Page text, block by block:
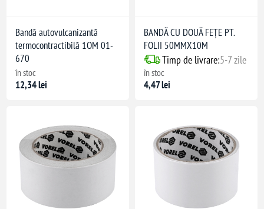
Bandă autovulcanizantă
termocontractibilă 1OM 01-
670
în stoc
12,34 lei
BANDĂ CU DOUĂ FEŢE PT.
FOLII 50MMX10M
Timp de livrare:5-7 zile
în stoc
4,47 lei